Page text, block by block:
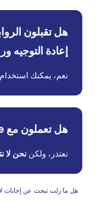
هل تقبلون
إعادة التوجيه
نعم، يمكنك استخدام
هل تعملون مع YouTube؟
نعتذر، ولكن نحن لا
هل ما زلت تبحث عن إجابات